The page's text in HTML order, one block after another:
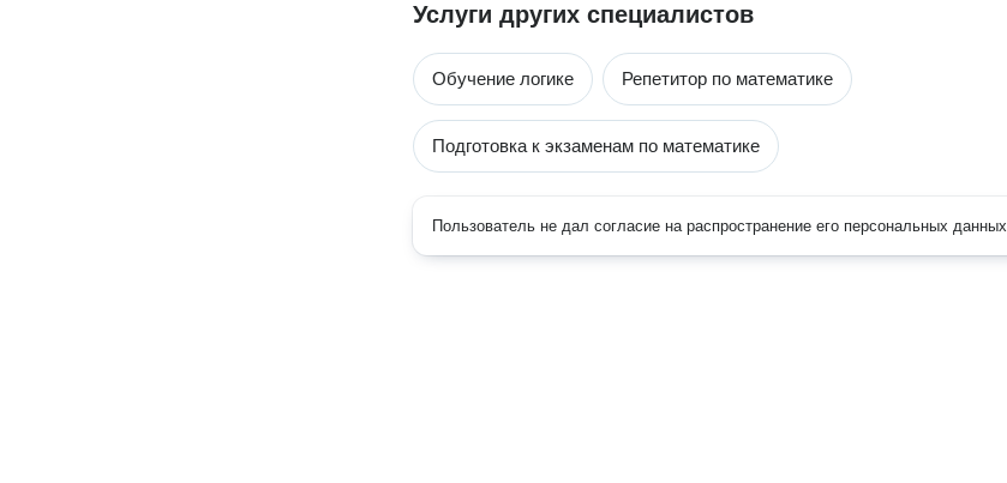
Услуги других специалистов
Обучение логике Репетитор по математике
Подготовка к экзаменам по математике
Пользователь не дал согласие на распространение его персональных данных